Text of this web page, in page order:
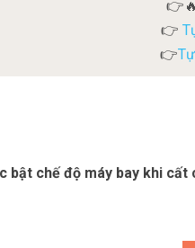
👉🔥
👉
👉
chế độ máy bay khi cất